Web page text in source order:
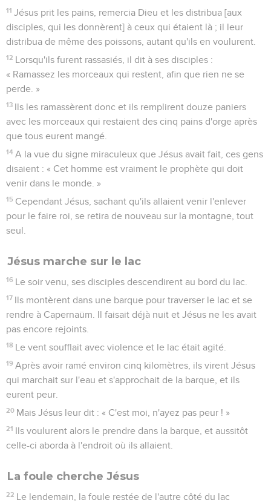
11 Jésus prit les pains, remercia Dieu et les distribua [aux
disciples, qui les donnèrent] à ceux qui étaient là ; il leur
distribua de même des poissons, autant qu'ils en voulurent.
12 Lorsqu'ils furent rassasiés, il dit à ses disciples :
« Ramassez les morceaux qui restent, afin que rien ne se
perde. »
13 Ils les ramassèrent donc et ils remplirent douze paniers
avec les morceaux qui restaient des cinq pains d'orge après
que tous eurent mangé.
14 A la vue du signe miraculeux que Jésus avait fait, ces gens
disaient : « Cet homme est vraiment le prophète qui doit
venir dans le monde. »
15 Cependant Jésus, sachant qu'ils allaient venir l'enlever
pour le faire roi, se retira de nouveau sur la montagne, tout
seul.
Jésus marche sur le lac
16 Le soir venu, ses disciples descendirent au bord du lac.
17 Ils montèrent dans une barque pour traverser le lac et se
rendre à Capernaüm. Il faisait déjà nuit et Jésus ne les avait
pas encore rejoints.
18 Le vent soufflait avec violence et le lac était agité.
19 Après avoir ramé environ cinq kilomètres, ils virent Jésus
qui marchait sur l'eau et s'approchait de la barque, et ils
eurent peur.
20 Mais Jésus leur dit : « C'est moi, n'ayez pas peur ! »
21 Ils voulurent alors le prendre dans la barque, et aussitôt
celle-ci aborda à l'endroit où ils allaient.
La foule cherche Jésus
22 Le lendemain, la foule restée de l'autre côté du lac